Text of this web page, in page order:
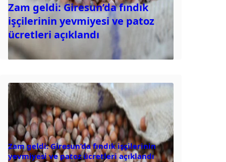
Zam geldi: Giresun’da fındık
işçilerinin yevmiyesi ve patoz
ücretleri açıklandı
Zam geldi: Giresun’da fındık işçilerinin
yevmiyesi ve patoz ücretleri açıklandı